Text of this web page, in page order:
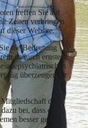
treffen Sie auf
Zeiten verbringen
dieser Website.
die Bedeutung
dadurch ernster
überzeugender
die
bei, dass es
besser geht.